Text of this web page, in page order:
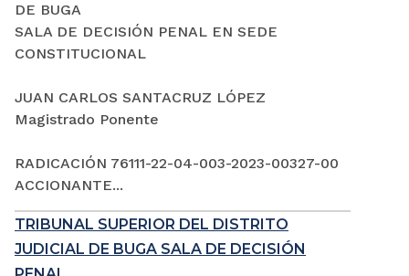
DE BUGA
SALA DE DECISIÓN PENAL EN SEDE
CONSTITUCIONAL
JUAN CARLOS SANTACRUZ LÓPEZ
Magistrado Ponente
RADICACIÓN 76111-22-04-003-2023-00327-00
ACCIONANTE...
TRIBUNAL SUPERIOR DEL DISTRITO
JUDICIAL DE BUGA SALA DE DECISIÓN